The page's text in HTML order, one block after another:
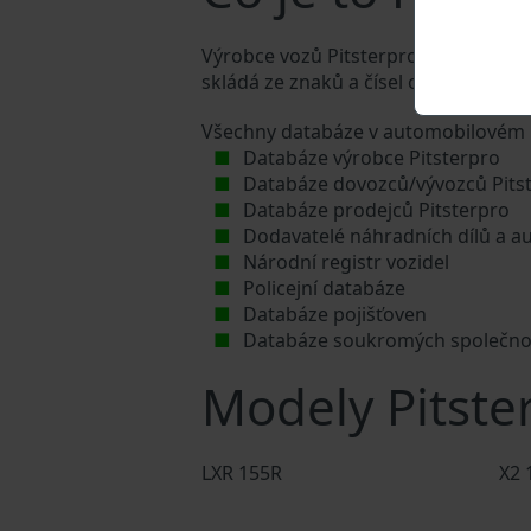
Výrobce vozů Pitsterpro přiděluje
skládá ze znaků a čísel o celkové
Všechny databáze v
Databáze výrobce Pitsterpro
Databáze dovozců/vývozců
Databáze prodejců Pitsterpro
Dodavatelé náhradních dílů a
Národní registr vozidel
Policejní databáze
Databáze pojišťoven
Databáze soukromých
Modely
LXR 155R X2